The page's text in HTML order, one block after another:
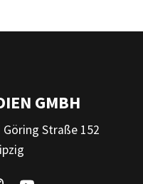
GMBH
Göring Straße 152